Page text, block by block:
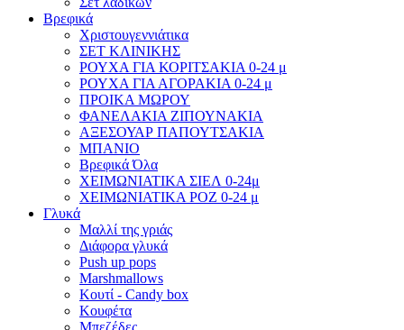
Βρεφικά
Χριστουγεννιάτικα
ΣΕΤ ΚΛΙΝΙΚΗΣ
ΡΟΥΧΑ ΓΙΑ ΚΟΡΙΤΣΑΚΙΑ 0-24 μ
ΡΟΥΧΑ ΓΙΑ ΑΓΟΡΑΚΙΑ 0-24 μ
ΠΡΟΙΚΑ ΜΩΡΟΥ
ΦΑΝΕΛΑΚΙΑ ΖΙΠΟΥΝΑΚΙΑ
ΑΞΕΣΟΥΑΡ ΠΑΠΟΥΤΣΑΚΙΑ
ΜΠΑΝΙΟ
Βρεφικά Όλα
ΧΕΙΜΩΝΙΑΤΙΚΑ ΣΙΕΛ 0-24μ
ΧΕΙΜΩΝΙΑΤΙΚΑ ΡΟΖ 0-24 μ
Γλυκά
Μαλλί της γριάς
Διάφορα γλυκά
Push up pops
Marshmallows
Κουτί - Candy box
Κουφέτα
Μπεζέδες